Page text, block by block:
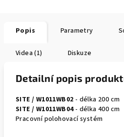
Popis Parametry
Videa (1) Diskuze
Detailní popis
SITE / W1011WB02 - délka 200 cm
SITE / W1011WB04- délka 400 cm
Pracovní polohovací systém